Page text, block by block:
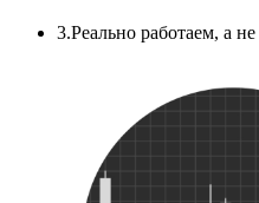
3.Реально работаем, а